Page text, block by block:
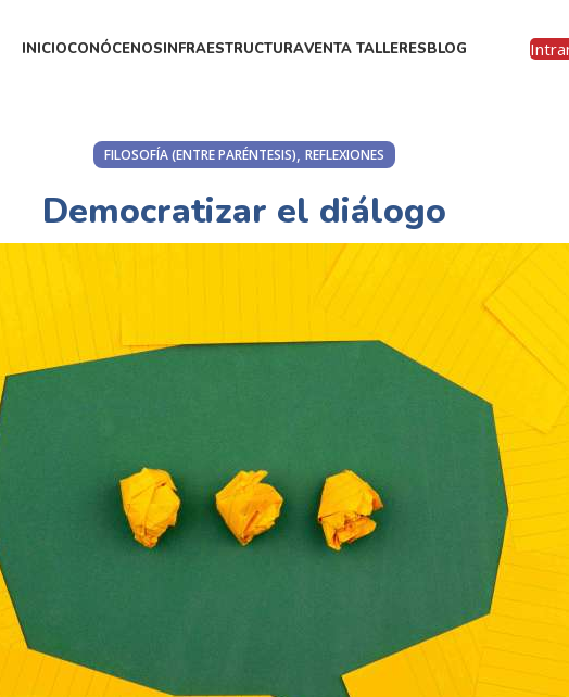
INICIOCONÓCENOSINFRAESTRUCTURAVENTA TALLERESBLOG
FILOSOFÍA (ENTRE PARÉNTESIS), REFLEXIONES
Democratizar el diálogo